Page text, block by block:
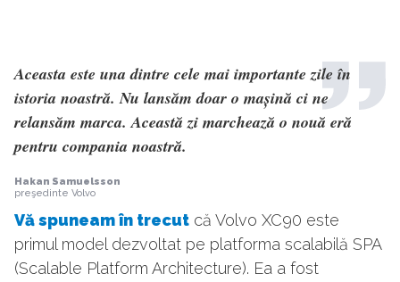
Aceasta este una dintre cele mai importante zile în
istoria noastră. Nu lansăm doar o mașină ci ne
relansăm marca. Această zi marchează o nouă eră
pentru compania noastră.
Hakan Samuelsson
preşedinte Volvo
Vă spuneam în trecut că Volvo XC90 este
primul model dezvoltat pe platforma scalabilă SPA
(Scalable Platform Architecture). Ea a fost